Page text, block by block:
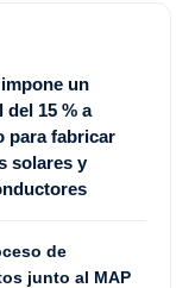
un
del 15 % a
para fabricar
solares y
de
junto al MAP